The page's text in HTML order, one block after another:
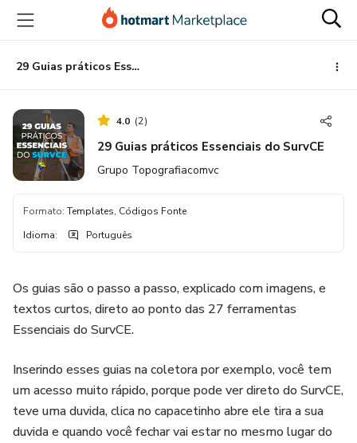
para
conteúdo
principal
para
pagamento
para
rodapé
29 Guias práticos Essenciais do SurvCE
4.0 (2)
29 Guias práticos Essenciais do SurvCE
Grupo Topografiacomvc
Formato: Templates, Códigos Fonte
Idioma: Português
Os guias são o passo a passo, explicado com imagens, e
textos curtos, direto ao ponto das 27 ferramentas
Essenciais do SurvCE.
Inserindo esses guias na coletora por exemplo, você tem
um acesso muito rápido, porque pode ver direto do SurvCE,
teve uma duvida, clica no capacetinho abre ele tira a sua
duvida e quando você fechar vai estar no mesmo lugar do